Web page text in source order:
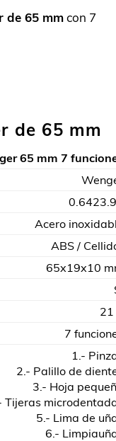
de 65 mmcon 7
de 65 mm
65 mm 7
Acero
ABS /
65x19x10
21
7
1.-
2.- Palillo de
3.- Hoja
Tijeras
5.- Lima de
6.-